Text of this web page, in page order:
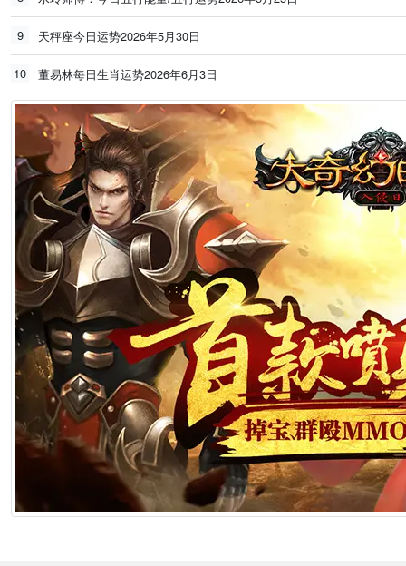
9 天秤座今日运势2026年5月30日
10 董易林每日生肖运势2026年6月3日